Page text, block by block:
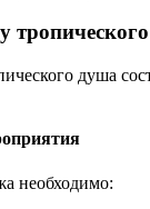
душа
необходимо: